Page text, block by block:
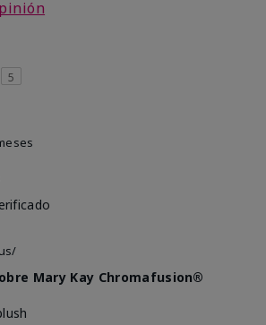
5
Mary Kay Chromafusion®